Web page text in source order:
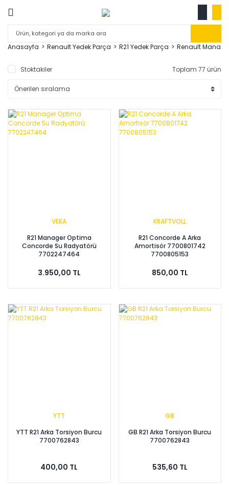
Anasayfa Renault Yedek Parça R21 Yedek Parça Renault
Stoktakiler Toplam 77 ürün
VEKA
R21 Manager Optima
Concorde Su Radyatörü
7702247464
3.950,00 TL
KRAFTVOLL
R21 Concorde A Arka
Amortisör 7700801742
7700805153
850,00 TL
YTT
YTT R21 Arka Torsiyon Burcu
7700762843
400,00 TL
GB
GB R21 Arka Torsiyon Burcu
7700762843
535,60 TL